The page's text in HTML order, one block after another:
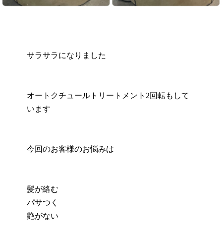
サラサラになりました
オートクチュールトリートメント2回転もして
います
今回のお客様のお悩みは
髪が絡む
パサつく
艶がない